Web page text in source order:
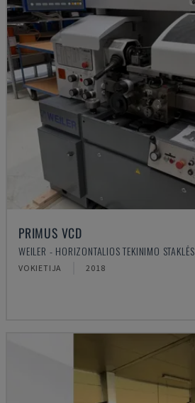
PRIMUS VCD
WEILER - HORIZONTALIOS TEKINIMO STAKLĖS
VOKIETIJA 2018